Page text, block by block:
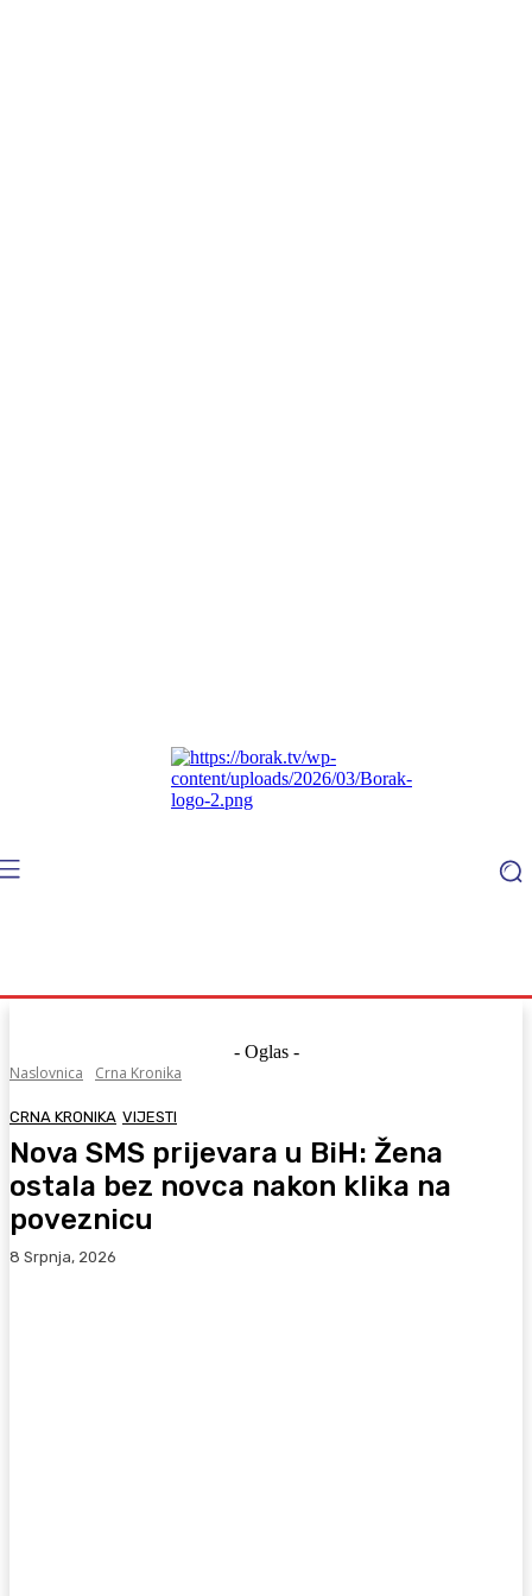
- Oglas -
Naslovnica
Crna Kronika
CRNA KRONIKA VIJESTI
Nova SMS prijevara u BiH: Žena
ostala bez novca nakon klika na
poveznicu
8 Srpnja, 2026